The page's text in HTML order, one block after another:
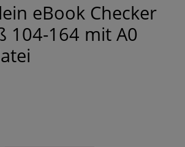
eBook Checker
104-164 mit A0